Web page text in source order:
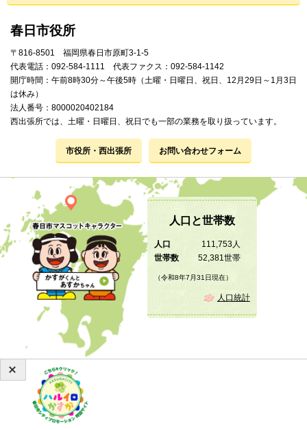
春日市役所
〒816-8501 福岡県春日市原町3-1-5
代表電話：092-584-1111 代表ファクス：092-584-1142
開庁時間：午前8時30分～午後5時（土曜・日曜日、祝日、12月29日～1月3日
は休み）
法人番号：8000020402184
西出張所では、土曜・日曜日、祝日でも一部の業務を取り扱っています。
市役所・西出張所 お問い合わせフォーム
人口と世帯数
人口
111,753人
世帯数
52,381世帯
（令和8年7月31日現在）
人口統計